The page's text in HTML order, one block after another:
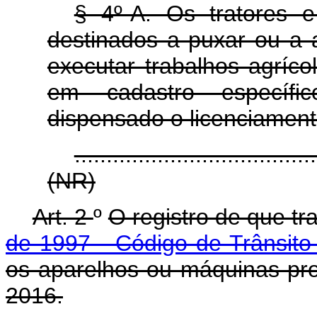
§ 4º-A. Os tratores
destinados a puxar ou a
executar trabalhos
em cadastro
dispensado o
(NR)
Art. 2ºO registro de que
de 1997 - Código de
os aparelhos ou máquinas
2016.